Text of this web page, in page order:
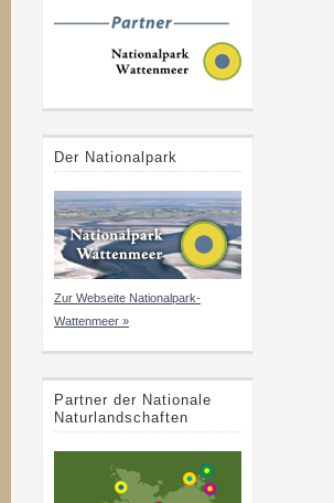
Der Nationalpark
Zur Webseite Nationalpark-
Wattenmeer »
Partner der Nationale
Naturlandschaften